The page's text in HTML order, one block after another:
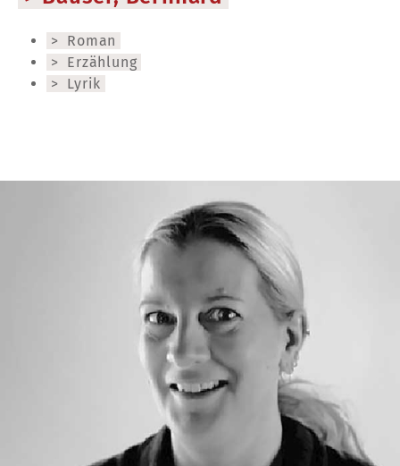
Roman
Erzählung
Lyrik